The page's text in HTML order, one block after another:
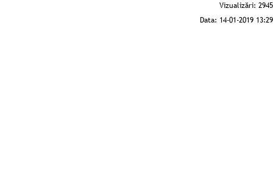
Vizualizări: 2945
Data: 14-01-2019 13:29